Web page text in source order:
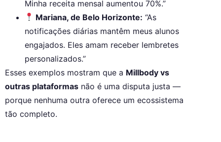
Minha receita mensal aumentou 70%.”
Mariana, de Belo Horizonte: “As
notificações diárias mantêm meus alunos
engajados. Eles amam receber lembretes
personalizados.”
Esses exemplos mostram que a Millbody vs
outras plataformas não é uma disputa justa —
porque nenhuma outra oferece um ecossistema
tão completo.